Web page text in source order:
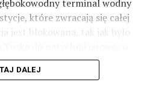
terminal wodny
które zwracają się całej
jest blokowana, tak jak było
DALEJ